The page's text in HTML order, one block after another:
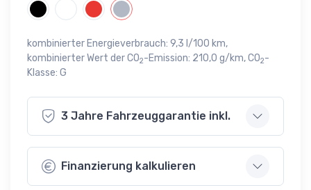
kombinierter Energieverbrauch: 9,3 l/100 km,
kombinierter Wert der CO2-Emission: 210,0 g/km, CO2-
Klasse: G
3 Jahre Fahrzeuggarantie inkl.
Finanzierung kalkulieren